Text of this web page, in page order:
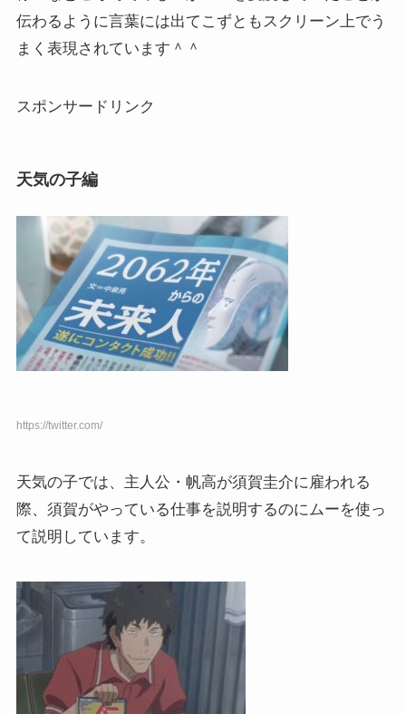
伝わるように言葉には出てこずともスクリーン上でう
まく表現されています＾＾
スポンサードリンク
天気の子編
https://twitter.com/
天気の子では、主人公・帆高が須賀圭介に雇われる
際、須賀がやっている仕事を説明するのにムーを使っ
て説明しています。